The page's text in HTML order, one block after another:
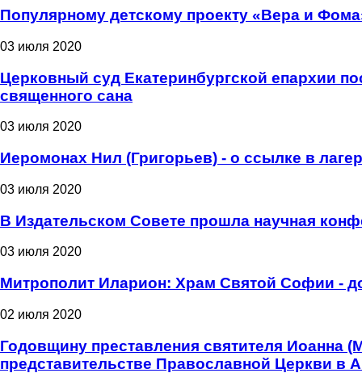
Популярному детскому проекту «Вера и
03 июля 2020
Церковный суд Екатеринбургской епархии
священного сана
03 июля 2020
Иеромонах Нил (Григорьев) - о ссылке в
03 июля 2020
В Издательском Совете прошла научная
03 июля 2020
Митрополит Иларион: Храм Святой Софии -
02 июля 2020
Годовщину преставления святителя Иоанна
представительстве Православной Церкви в